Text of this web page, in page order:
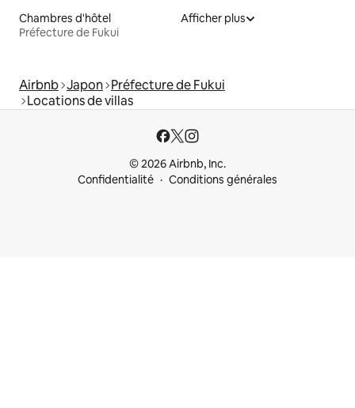
Chambres d'hôtel
Préfecture de Fukui
Afficher plus
Airbnb Japon Préfecture de Fukui
Locations de villas
© 2026 Airbnb, Inc.
Confidentialité
Conditions générales